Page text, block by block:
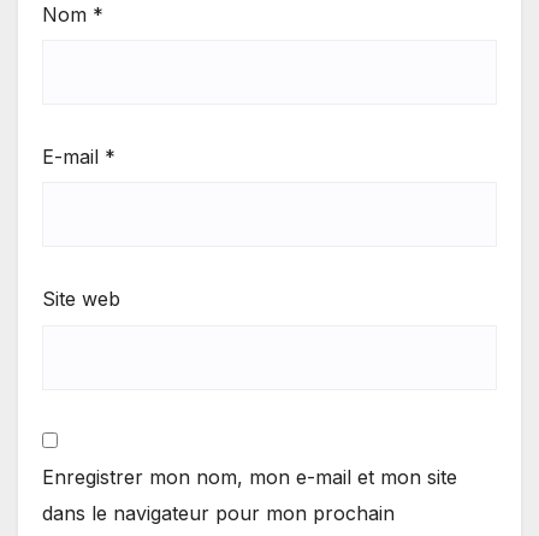
Nom *
E-mail *
Site web
Enregistrer mon nom, mon e-mail et mon site
dans le navigateur pour mon prochain